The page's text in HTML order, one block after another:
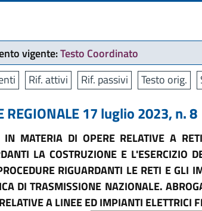
vigente:Testo Coordinato
Rif. attivi Rif. passivi Testo orig.
REGIONALE 17 luglio 2023, n. 8
IN MATERIA DI OPERE RELATIVE A
LA COSTRUZIONE E L'ESERCIZIO
RIGUARDANTI LE RETI E GLI
DI TRASMISSIONE NAZIONALE.
A LINEE ED IMPIANTI